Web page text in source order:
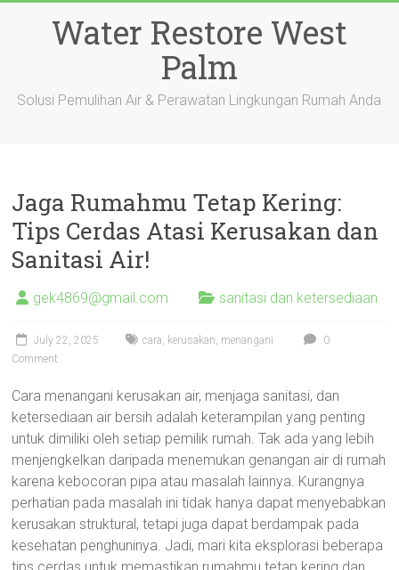
Water Restore West
Palm
Solusi Pemulihan Air & Perawatan Lingkungan Rumah Anda
Jaga Rumahmu Tetap Kering:
Tips Cerdas Atasi Kerusakan dan
Sanitasi Air!
gek4869@gmail.com sanitasi dan ketersediaan
July 22, 2025 cara, kerusakan, menangani
0
Comment
Cara menangani kerusakan air, menjaga sanitasi, dan
ketersediaan air bersih adalah keterampilan yang penting
untuk dimiliki oleh setiap pemilik rumah. Tak ada yang lebih
menjengkelkan daripada menemukan genangan air di rumah
karena kebocoran pipa atau masalah lainnya. Kurangnya
perhatian pada masalah ini tidak hanya dapat menyebabkan
kerusakan struktural, tetapi juga dapat berdampak pada
kesehatan penghuninya. Jadi, mari kita eksplorasi beberapa